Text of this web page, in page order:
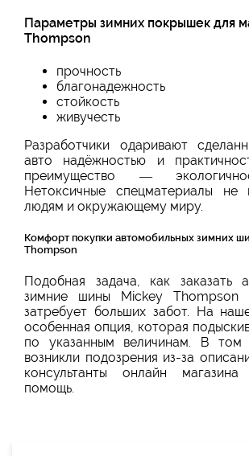
Параметры зимних покрышек для
Thompson
прочность
благонадежность
стойкость
живучесть
Разработчики одаривают
авто надёжностью и
преимущество —
Нетоксичные спецматериалы не
людям и окружающему миру.
Комфорт покупки автомобильных зимних
Thompson
Подобная задача, как заказать
зимние шины Mickey
затребует больших забот. На
особенная опция, которая
по указанным величинам. В том
возникли подозрения из-за
консультанты онлайн
помощь.